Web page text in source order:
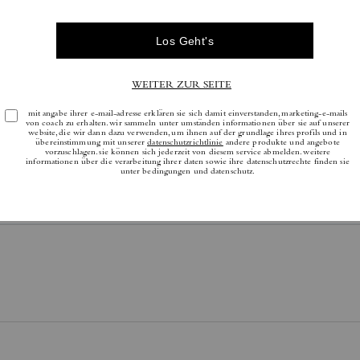
Bewertungen
Es gibt noch keine Reviews.
Informationen darüber, wie wir unsere Bewertungen überprüfen, finden Sie